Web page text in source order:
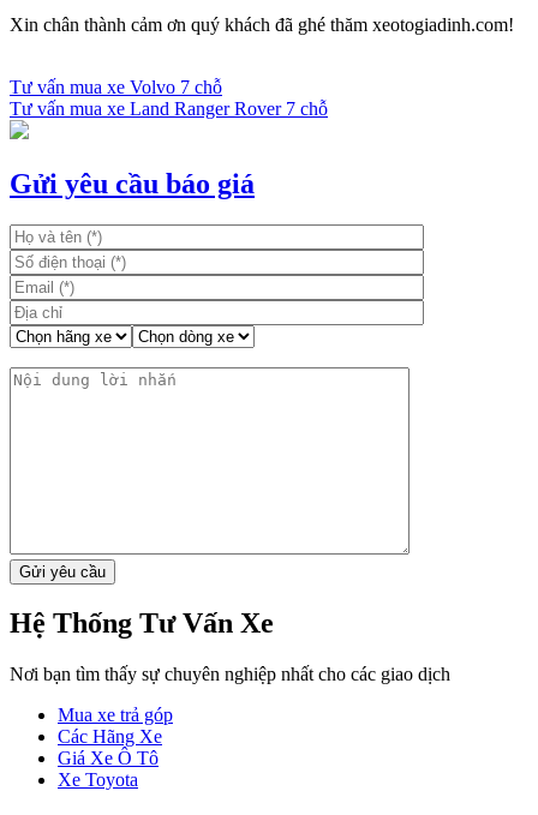
Xin chân thành cảm ơn quý khách đã ghé thăm xeotogiadinh.com!
Điều
hướng
bài
Tư vấn mua xe Volvo 7 chỗ
Tư vấn mua xe Land Ranger Rover 7 chỗ
Gửi yêu cầu báo giá
Hệ Thống Tư Vấn Xe
Nơi bạn tìm thấy sự chuyên nghiệp nhất cho các giao dịch
Mua xe trả góp
Các Hãng Xe
Giá Xe Ô Tô
Xe Toyota